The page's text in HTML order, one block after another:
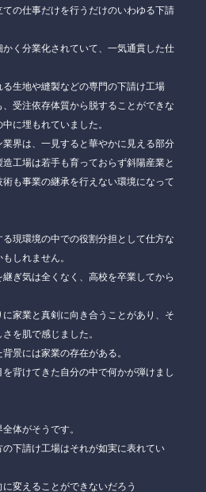
の仕事だけを行うだけのいわゆる下請
く分業化されていて、一気通貫した仕
生地や縫製などの専門の下請け工場
受注依存体質から脱することができな
に埋もれていました。
界は、一見すると 華やかに見える部分
工場は若手も育っておらず斜陽産業と
も事業の継承を行えない環境になって
現環境の中での役割分担として仕方な
しれません。
ぎ気は全くなく、高校を卒業してから
家業と真剣に向き合うことがあり、そ
を肌で感じました。
景には家業の存在がある。
背けてきた自分の中で何かが弾けまし
体がそうです。
下請け工場はそれが如実に表れてい
変えることができないだろう